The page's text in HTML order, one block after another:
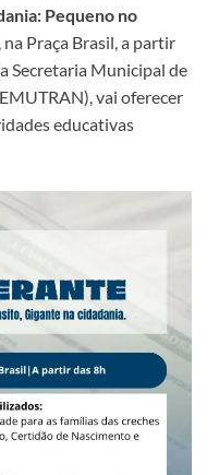
Pequeno no
, na Praça Brasil, a partir
Secretaria Municipal de
vai oferecer
educativas